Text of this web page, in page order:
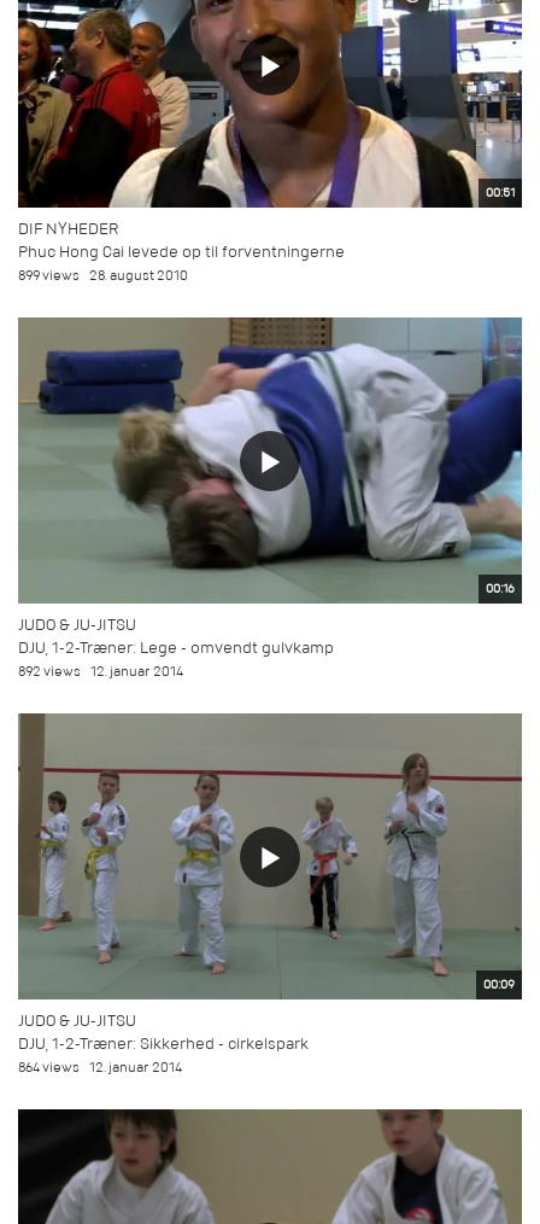
00:51
DIF NYHEDER
Phuc Hong Cai levede op til forventningerne
899 views 28. august 2010
00:16
JUDO & JU-JITSU
DJU, 1-2-Træner: Lege - omvendt gulvkamp
892 views 12. januar 2014
00:09
JUDO & JU-JITSU
DJU, 1-2-Træner: Sikkerhed - cirkelspark
864 views 12. januar 2014